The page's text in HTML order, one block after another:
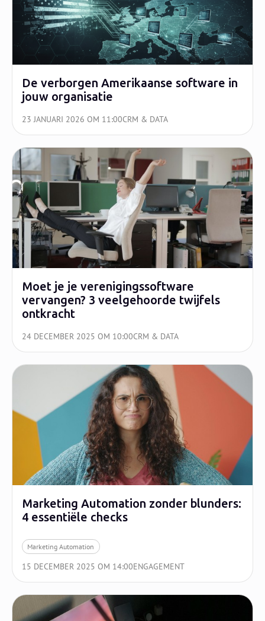
De verborgen Amerikaanse software in
jouw organisatie
23 JANUARI 2026 OM 11:00CRM & DATA
Moet je je verenigingssoftware
vervangen? 3 veelgehoorde twijfels
ontkracht
24 DECEMBER 2025 OM 10:00CRM & DATA
Marketing Automation zonder blunders:
4 essentiële checks
Marketing Automation
15 DECEMBER 2025 OM 14:00ENGAGEMENT